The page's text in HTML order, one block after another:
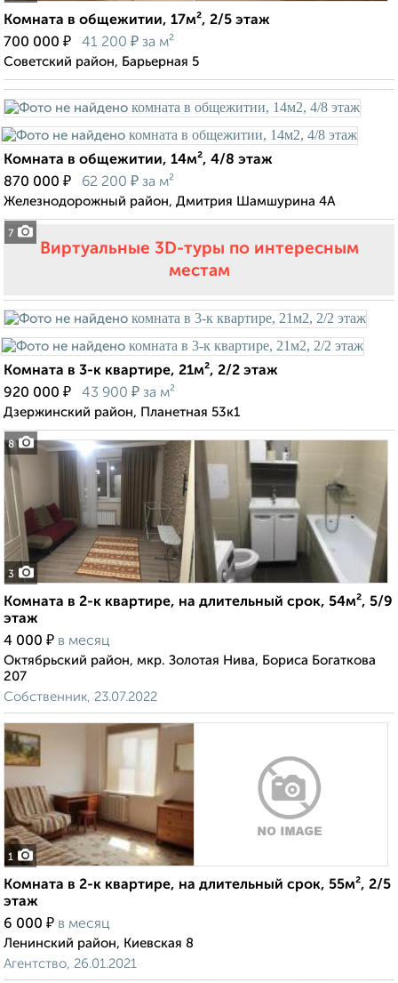
Комната в общежитии, 17м², 2/5 этаж
700 000 ₽ 41 200 ₽ за м²
Советский район, Барьерная 5
7
Комната в общежитии, 14м², 4/8 этаж
870 000 ₽ 62 200 ₽ за м²
Железнодорожный район, Дмитрия Шамшурина 4А
Виртуальные 3D-туры по интересным
местам
8
Комната в 3-к квартире, 21м², 2/2 этаж
920 000 ₽ 43 900 ₽ за м²
Дзержинский район, Планетная 53к1
3
Комната в 2-к квартире, на длительный срок, 54м², 5/9
этаж
4 000 ₽ в месяц
Октябрьский район, мкр. Золотая Нива, Бориса Богаткова
207
Собственник, 23.07.2022
1
Комната в 2-к квартире, на длительный срок, 55м², 2/5
этаж
6 000 ₽ в месяц
Ленинский район, Киевская 8
Агентство, 26.01.2021